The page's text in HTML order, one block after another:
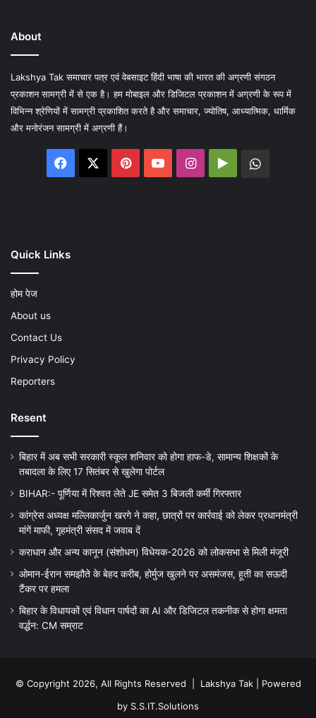
About
Lakshya Tak समाचार पत्र एवं वेबसाइट हिंदी भाषा की भारत की अग्रणी संगठन
प्रकाशन सामग्री में से एक है। हम मोबाइल और डिजिटल प्रकाशन में अग्रणी के रूप में
विभिन्न श्रेणियों में सामग्री प्रकाशित करते है और समाचार, ज्योतिष, आध्यात्मिक, धार्मिक
और मनोरंजन सामग्री में अग्रणी हैं।
Facebook PinterestYouTubeInstagram
Google
Quick Links
होम पेज
About us
Contact Us
Privacy Policy
Reporters
Resent
बिहार में अब सभी सरकारी स्कूल शनिवार को होगा हाफ-डे, सामान्य शिक्षकों के
तबादला के लिए 17 सितंबर से खुलेगा पोर्टल
BIHAR:- पूर्णिया में रिश्वत लेते JE समेत 3 बिजली कर्मी गिरफ्तार
कांग्रेस अध्यक्ष मल्लिकार्जुन खरगे ने कहा, छात्रों पर कार्रवाई को लेकर प्रधानमंत्री
मांगें माफी, गृहमंत्री संसद में जवाब दें
कराधान और अन्य कानून (संशोधन) विधेयक-2026 को लोकसभा से मिली मंजूरी
ओमान-ईरान समझौते के बेहद करीब, होर्मुज खुलने पर असमंजस, हूती का सऊदी
टैंकर पर हमला
बिहार के विधायकों एवं विधान पार्षदों का AI और डिजिटल तकनीक से होगा क्षमता
वर्द्धन: CM सम्राट
© Copyright 2026, All Rights Reserved | Lakshya Tak| Powered
by S.S.IT.Solutions